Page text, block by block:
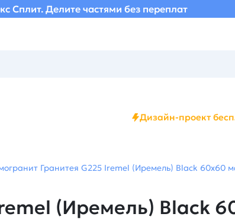
Сплит. Делите частями без переплат
Дизайн-проект
Гранитея G225 Iremel (Иремель) Black 60х60
(Иремель) Black